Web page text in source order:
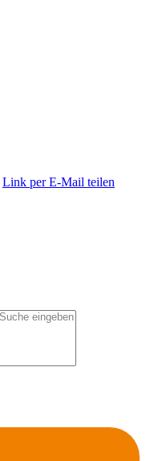
Link per E-Mail teilen